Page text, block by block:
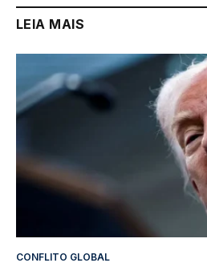
LEIA MAIS
CONFLITO GLOBAL